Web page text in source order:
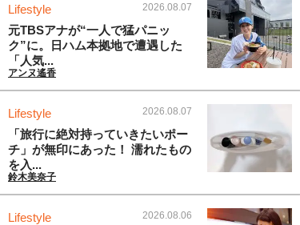
Lifestyle 2026.08.07
元TBSアナが“一人で猛パニッ
ク”に。日ハム本拠地で遭遇した
「人気...
アンヌ遙香
Lifestyle 2026.08.07
「旅行に絶対持っていきたいポー
チ」が無印にあった！ 濡れたもの
を入...
鈴木美奈子
Lifestyle 2026.08.06